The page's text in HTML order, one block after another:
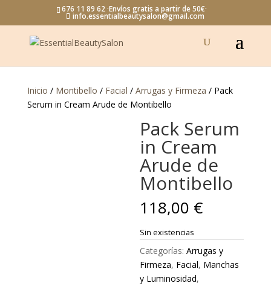
676 11 89 62 ·Envíos gratis a partir de 50€·
info.essentialbeautysalon@gmail.com
Inicio / Montibello / Facial / Arrugas y Firmeza / Pack
Serum in Cream Arude de Montibello
Pack Serum
in Cream
Arude de
Montibello
118,00 €
Sin existencias
Categorías:Arrugas y
Firmeza, Facial, Manchas
y Luminosidad,